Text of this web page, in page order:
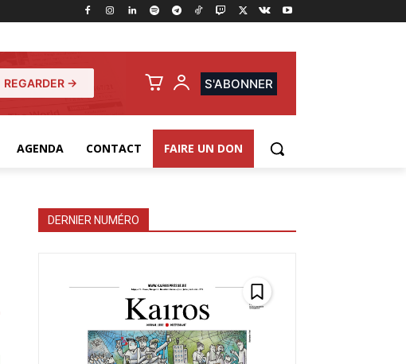
REGARDER → S'ABONNER
AGENDA CONTACT FAIRE UN DON
DERNIER NUMÉRO